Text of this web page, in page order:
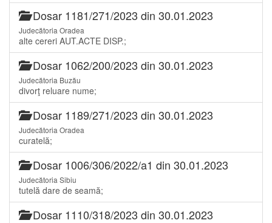
Dosar 1181/271/2023 din 30.01.2023
Judecătoria Oradea
alte cereri AUT.ACTE DISP.;
Dosar 1062/200/2023 din 30.01.2023
Judecătoria Buzău
divorţ reluare nume;
Dosar 1189/271/2023 din 30.01.2023
Judecătoria Oradea
curatelă;
Dosar 1006/306/2022/a1 din 30.01.2023
Judecătoria Sibiu
tutelă dare de seamă;
Dosar 1110/318/2023 din 30.01.2023